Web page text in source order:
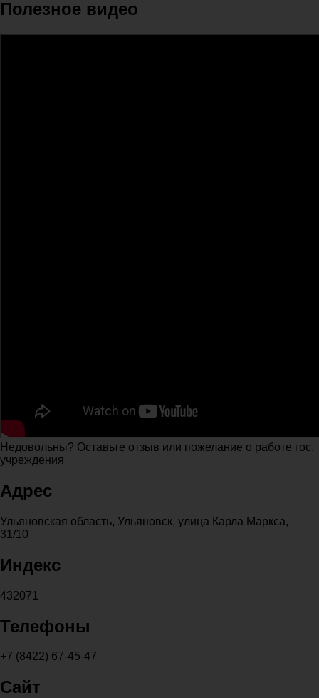
Полезное видео
Недовольны? Оставьте отзыв или пожелание о работе гос.
учреждения
Адрес
Ульяновская область, Ульяновск, улица Карла Маркса,
31/10
Индекс
432071
Телефоны
+7 (8422) 67-45-47
Сайт